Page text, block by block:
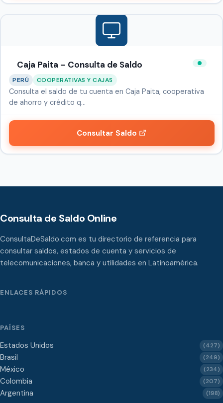
Caja Paita – Consulta de Saldo
PERÚ COOPERATIVAS Y CAJAS
Consulta el saldo de tu cuenta en Caja Paita, cooperativa
de ahorro y crédito q…
Consultar Saldo
Consulta de Saldo Online
ConsultaDeSaldo.com es tu directorio de referencia para
consultar saldos, estados de cuenta y servicios de
telecomunicaciones, banca y utilidades en Latinoamérica.
ENLACES RÁPIDOS
PAÍSES
Estados Unidos (427)
Brasil (249)
México (234)
Colombia (207)
Argentina (198)